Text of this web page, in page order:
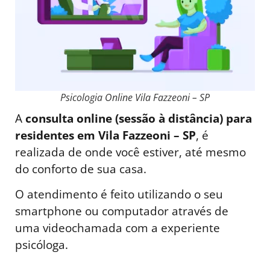
Psicologia Online Vila Fazzeoni – SP
Aconsulta online (sessão à distância) para
residentes em Vila Fazzeoni – SP, é
realizada de onde você estiver, até mesmo
do conforto de sua casa.
O atendimento é feito utilizando o seu
smartphone ou computador através de
uma videochamada com a experiente
psicóloga.